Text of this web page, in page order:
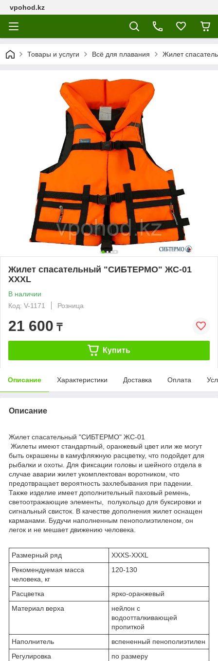
vpohod.kz
Товары и услуги Всё для плавания Жилет
Жилет спасательный "СИБТЕРМО" ЖС-01
XXXL
В наличии
Код: V-1171
Розница
21 600 ₸
Купить
Описание Характеристики Доставка Оплата
Описание
Жилет спасательный "СИБТЕРМО" ЖС-01
Жилеты имеют стандартный, оранжевый цвет или же могут
быть окрашены в камуфляжную расцветку, что подойдет для
рыбалки и охоты. Для фиксации головы и шейного отдела в
случае аварии жилет укомплектован воротником, что
предотвращает вероятность захлебывания при падении.
Также изделие имеет дополнительный паховый ремень,
светоотражающие элементы, полукольцо для буксировки и
сигнальный свисток. В качестве дополнения жилет оснащен
карманами. Будучи наполненным пенополиэтиленом, он
легок и не мешает движению человека.
Размерный ряд
XXXS-XXXL
Рекомендуемая масса
человека, кг
120-130
Расцветка
ярко-оранжевый
Материал верха
нейлон с
водоотталкивающей
пропиткой
Наполнитель
вспененный пенополиэтилен
Регулировка
по размеру